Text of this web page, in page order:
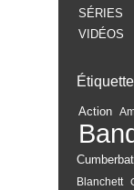
SÉRIES
VIDÉOS
Action
Blanchett